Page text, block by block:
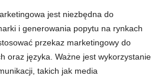
jest niezbędna do
i generowania popytu na rynkach
przekaz marketingowy do
oraz języka. Ważne jest wykorzystanie
takich jak media